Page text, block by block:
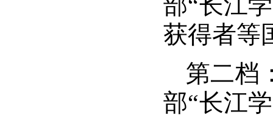
部“长江
获得者等
第二档
部“长江